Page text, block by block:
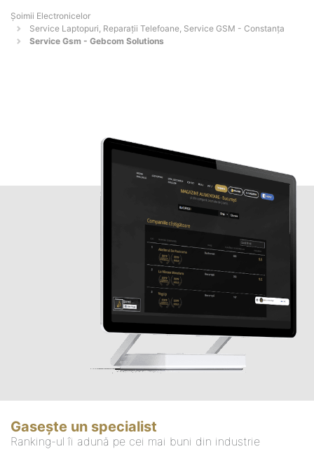
Șoimii Electronicelor
Service Laptopuri, Reparații Telefoane, Service GSM - Constanţa
Service Gsm - Gebcom Solutions
Gasește un specialist
Ranking-ul îi adună pe cei mai buni din industrie